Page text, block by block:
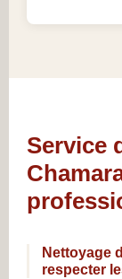
Service
Nettoyage
respecter